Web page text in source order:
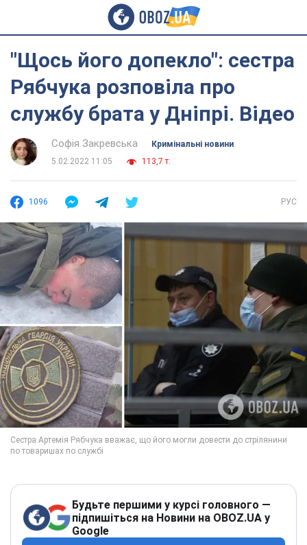
"Щось його допекло": сестра
Рябчука розповіла про
службу брата у Дніпрі. Відео
Софія Закревська
Кримінальні новини
5.02.2022 11:05
113,7 т.
1096 РУС
Будьте першими у курсі головного —
підпишіться на Новини на OBOZ.UA у
Google